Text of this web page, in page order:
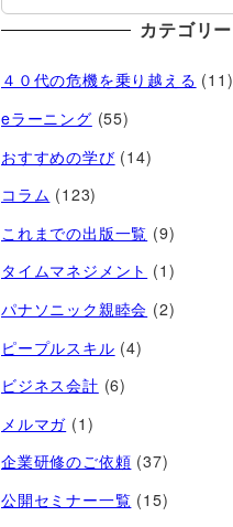
カテゴリー
４０代の危機を乗り越える (11)
eラーニング (55)
おすすめの学び (14)
コラム (123)
これまでの出版一覧 (9)
タイムマネジメント (1)
パナソニック親睦会 (2)
ピープルスキル (4)
ビジネス会計 (6)
メルマガ (1)
企業研修のご依頼 (37)
公開セミナー一覧 (15)